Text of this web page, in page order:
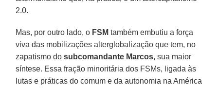
2.0.
Mas, por outro lado, o FSM também embutiu a força
viva das mobilizações alterglobalização que tem, no
zapatismo dosubcomandante Marcos, sua maior
síntese. Essa fração minoritária dos FSMs, ligada às
lutas e práticas do comum e da autonomia na América